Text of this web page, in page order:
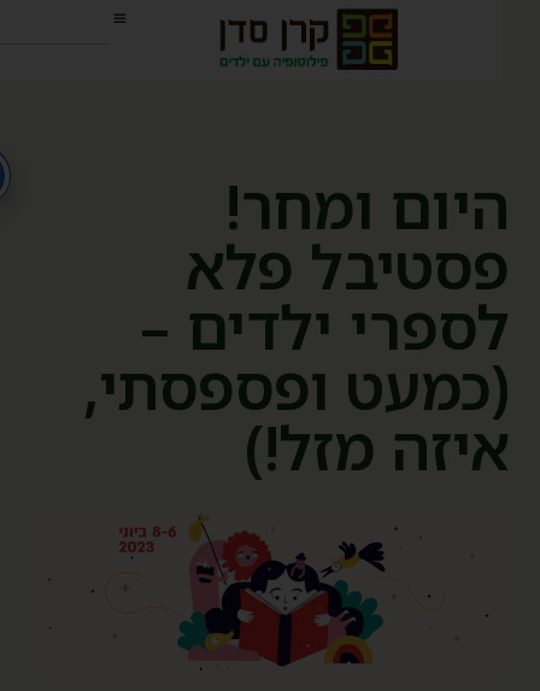
ומחר!
פלא
ילדים –
ופספסתי,
מזל!)